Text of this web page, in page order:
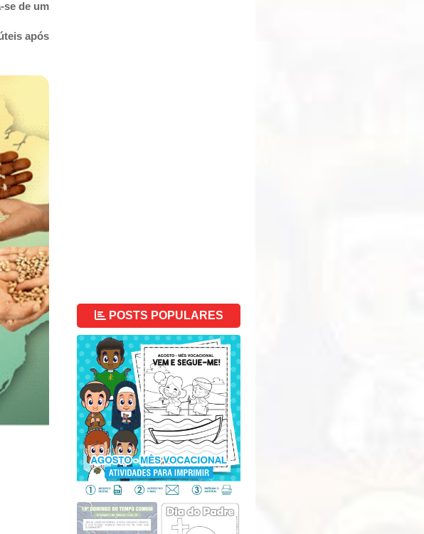
se de um
após
POSTS POPULARES